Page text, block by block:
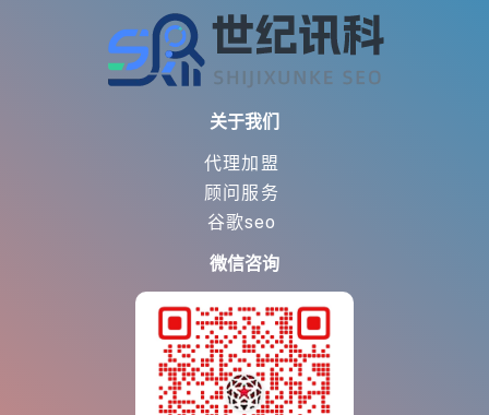
关于我们
代理加盟
顾问服务
谷歌seo
微信咨询